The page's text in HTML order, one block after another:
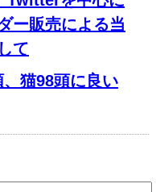
ー販売による当
て
猫98頭に良い